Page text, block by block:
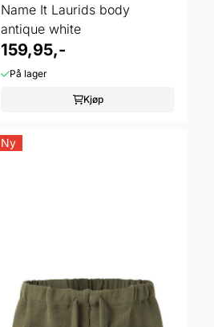
Name It Laurids body
antique white
159,95,-
På lager
Kjøp
Ny